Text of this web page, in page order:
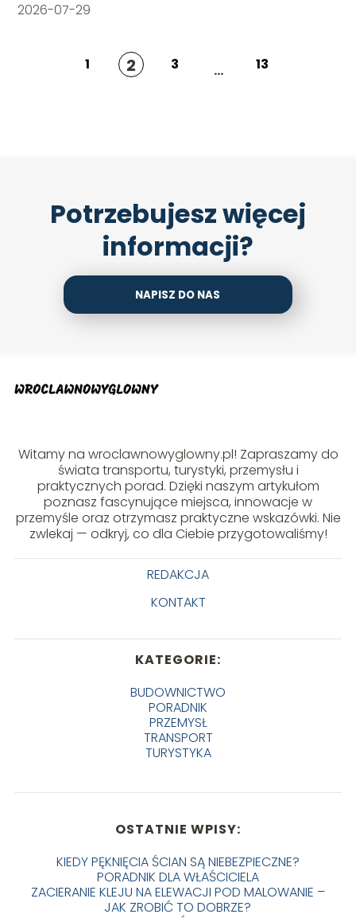
2026-07-29
1 2 3 ... 13
Potrzebujesz więcej
informacji?
NAPISZ DO NAS
Witamy na wroclawnowyglowny.pl! Zapraszamy do
świata transportu, turystyki, przemysłu i
praktycznych porad. Dzięki naszym artykułom
poznasz fascynujące miejsca, innowacje w
przemyśle oraz otrzymasz praktyczne wskazówki. Nie
zwlekaj — odkryj, co dla Ciebie przygotowaliśmy!
REDAKCJA
KONTAKT
KATEGORIE:
BUDOWNICTWO
PORADNIK
PRZEMYSŁ
TRANSPORT
TURYSTYKA
OSTATNIE WPISY:
KIEDY PĘKNIĘCIA ŚCIAN SĄ NIEBEZPIECZNE?
PORADNIK DLA WŁAŚCICIELA
ZACIERANIE KLEJU NA ELEWACJI POD MALOWANIE –
JAK ZROBIĆ TO DOBRZE?